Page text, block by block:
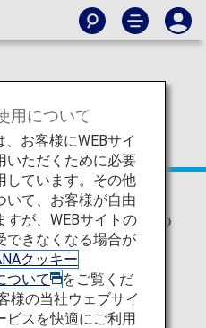
に旅行開始する
通）
用について
お客様にWEBサイ
いただくために必要
しています。その他
いて、お客様が自由
すが、WEBサイトの
できなくなる場合が
クッキー
ついて
をご覧くだ
様の当社ウェブサイ
ビスを快適にご利用